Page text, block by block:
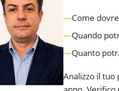
—Come
—Quando
—Quanto
Analizzo il tuo